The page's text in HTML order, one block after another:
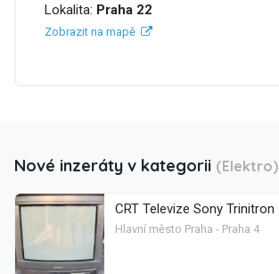
Lokalita: Praha 22
Zobrazit na mapě
Nové inzeráty v kategorii (Elektro)
CRT Televize Sony Trinitron
Hlavní město Praha - Praha 4